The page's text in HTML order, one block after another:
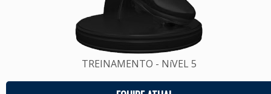
TREINAMENTO - NíVEL 5